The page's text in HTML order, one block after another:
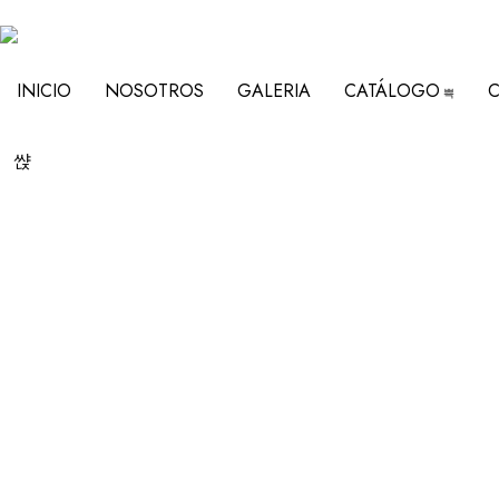
INICIO NOSOTROS GALERIA CATÁLOGO